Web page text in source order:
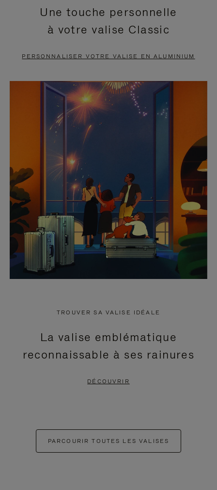
EN
PAUSE,
APPUYEZ
POUR
METTRE
PAUSE
VIDÉO
EST
DÉSACTIVÉ.
CLIQUER
POUR
RÉACTIVER
LE
SON
Une touche personnelle
à votre valise Classic
PERSONNALISER VOTRE VALISE EN ALUMINIUM
TROUVER SA VALISE IDÉALE
La valise emblématique
reconnaissable à ses rainures
DÉCOUVRIR
PARCOURIR TOUTES LES VALISES